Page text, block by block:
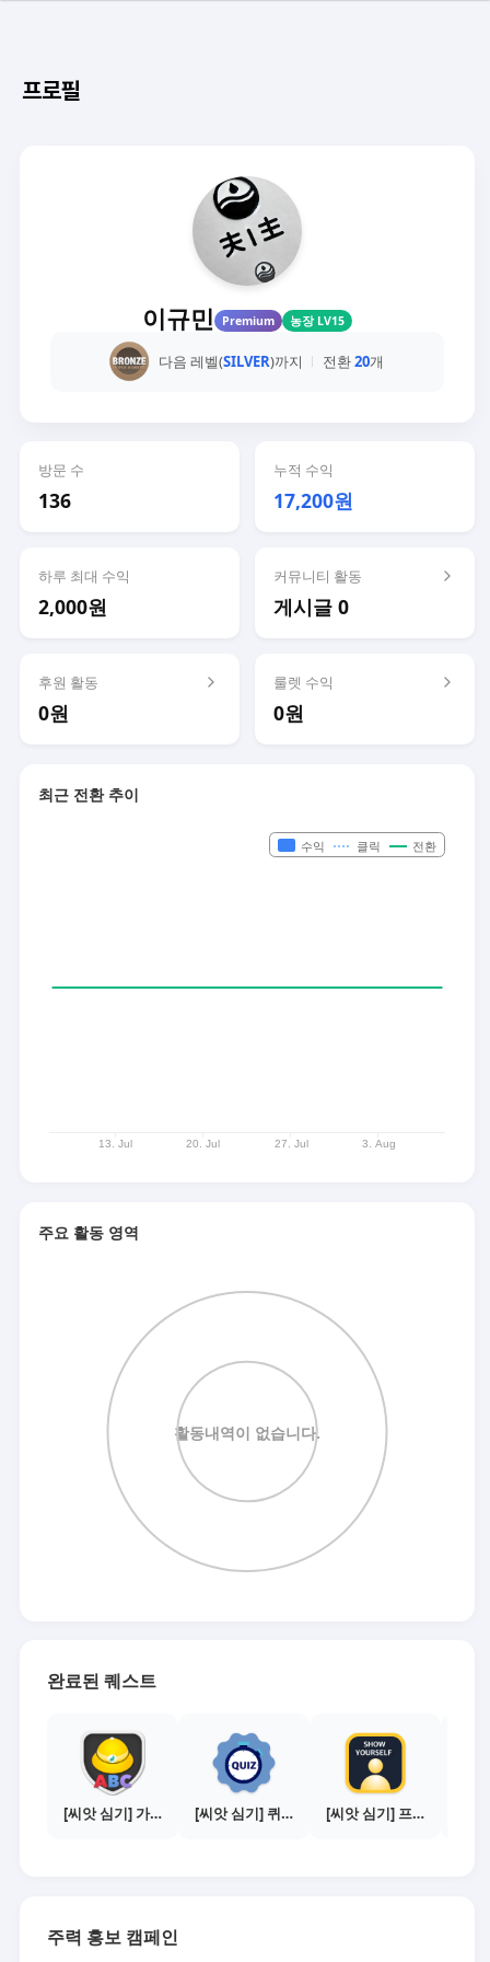
프로필
이규민 Premium 농장 LV15
다음 레벨(SILVER)까지 전환20개
방문 수
136
누적 수익
17,200원
하루 최대 수익
2,000원
커뮤니티 활동
게시글 0
후원 활동
0원
룰렛 수익
0원
최근 전환 추이
주요 활동 영역
완료된 퀘스트
[씨앗 심기] 가이드보기 - 매체별 활동 가이드 [씨앗 심기] 퀴즈 참여하기 [씨앗 심기] 프로필 사진 등록하기
주력 홍보 캠페인